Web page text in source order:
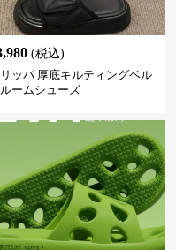
(税込)
ッパ 厚底キルティングベル
ルームシューズ